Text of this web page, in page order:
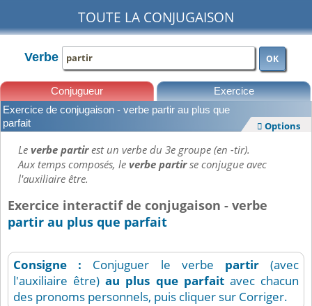
TOUTE LA CONJUGAISON
Verbe OK
Conjugueur Exercice
Exercice de conjugaison - verbe partir au plus que
parfait
 Options
Leverbe partirest un verbe du 3e groupe (en -tir).
Aux temps composés, leverbe partirse conjugue avec
l'auxiliaire être.
Exercice interactif de conjugaison - verbe
partir au plus que parfait
Consigne : Conjuguer le verbe partir(avec
l'auxiliaire être)au plus que parfaitavec chacun
des pronoms personnels, puis cliquer sur Corriger.